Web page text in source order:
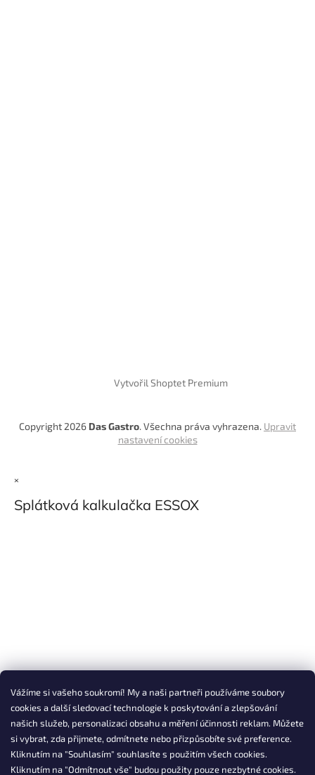
Vážíme si vašeho soukromí! My a naši partneři používáme soubory
cookies a další sledovací technologie k poskytování a zlepšování
našich služeb, personalizaci obsahu a měření účinnosti reklam. Můžete
si vybrat, zda přijmete, odmítnete nebo přizpůsobíte své preference.
Kliknutím na "Souhlasím" souhlasíte s použitím všech cookies.
Kliknutím na "Odmítnout vše" budou použity pouze nezbytné cookies.
Vytvořil Shoptet Premium
Copyright 2026 Das Gastro. Všechna práva vyhrazena. Upravit
nastavení cookies
×
Splátková kalkulačka ESSOX